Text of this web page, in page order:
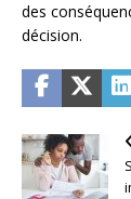
des
décision.